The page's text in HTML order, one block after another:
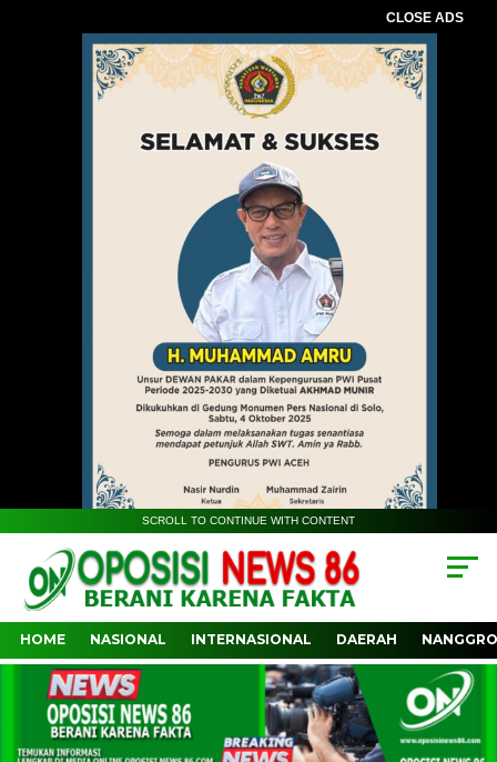
CLOSE ADS
SCROLL TO CONTINUE WITH CONTENT
HOME NASIONAL INTERNASIONAL DAERAH